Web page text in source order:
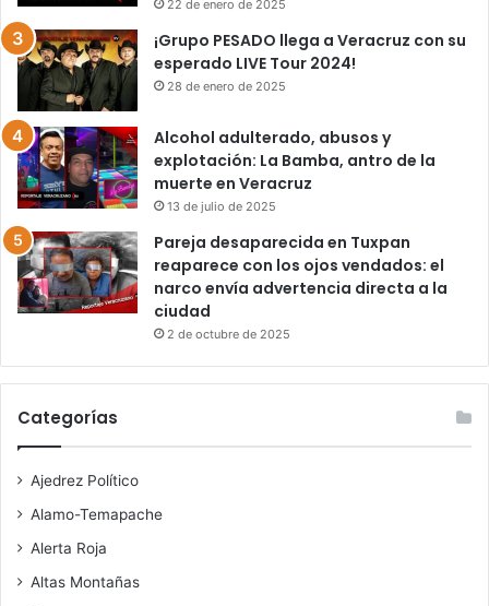
22 de enero de 2025
¡Grupo PESADO llega a Veracruz con su
esperado LIVE Tour 2024!
28 de enero de 2025
Alcohol adulterado, abusos y
explotación: La Bamba, antro de la
muerte en Veracruz
13 de julio de 2025
Pareja desaparecida en Tuxpan
reaparece con los ojos vendados: el
narco envía advertencia directa a la
ciudad
2 de octubre de 2025
Categorías
Ajedrez Político
Alamo-Temapache
Alerta Roja
Altas Montañas